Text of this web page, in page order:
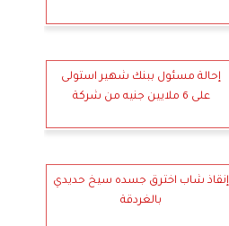
إحالة مسئول ببنك شهير استولى
على 6 ملايين جنيه من شركة
إنقاذ شاب اخترق جسده سيخ حديدي
بالغردقة